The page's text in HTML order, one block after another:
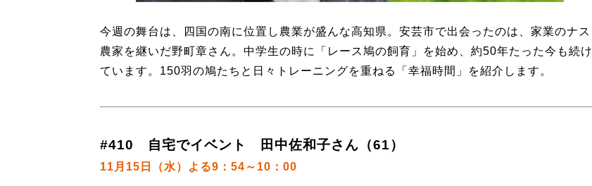
今週の舞台は、四国の南に位置し農業が盛んな高知県。安芸市で出会ったのは、家業のナス
農家を継いだ野町章さん。中学生の時に「レース鳩の飼育」を始め、約50年たった今も続け
ています。150羽の鳩たちと日々トレーニングを重ねる「幸福時間」を紹介します。
#410 自宅でイベント 田中佐和子さん（61）
11月15日（水）よる9：54～10：00